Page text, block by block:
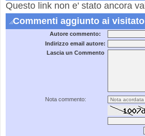
Questo link non e' stato ancora
Commenti aggiunto ai
Autore commento:
Indirizzo email autore:
Lascia un Commento
Nota commento: